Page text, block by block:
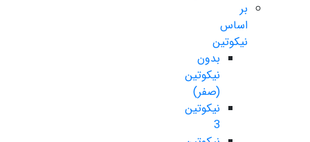
بر
اساس
نیکوتین
بدون
نیکوتین
(صفر)
نیکوتین
3